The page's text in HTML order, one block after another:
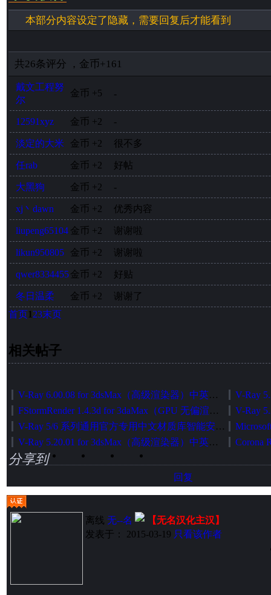
本部分内容设定了隐藏，需要回复后才能看到
共26条评分 ， 金币+161
戴文工程努
尔
金币 +5 -
12591xyz 金币 +2 -
淡定的大米 金币 +2 很不多
任rab 金币 +2 好帖
大黑狗 金币 +2 -
xj丶dawn 金币 +2 优秀内容
liupeng65104 金币 +2 谢谢啦
likun950805 金币 +2 谢谢啦
qwer8334455金币 +2 好贴
冬日温柔 金币 +2
谢谢了
首页1 23末页
相关帖子
V-Ray 6.00.08 for 3dsMax（高级渲染器）中英文切换加强版（官方正式发布版）
FStormRender 1.4.3d for 3daMax（GPU 无偏渲染器）简体中文版[智能安装版]
V-Ray 5/6 系列通用官方专用中文材质库智能安装包
V-Ray 5.20.01 for 3dsMax（高级渲染器）中英文切换加强版（官方正式发布版）
分享到
回复
离线 无--名
【无名汉化主汉】
发表于： 2015-03-19 只看该作者